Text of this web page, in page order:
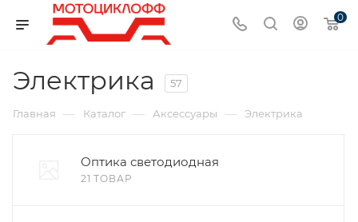
0
Электрика 57
Главная — Каталог — Аксессуары — Электрика
Оптика светодиодная
21 ТОВАР